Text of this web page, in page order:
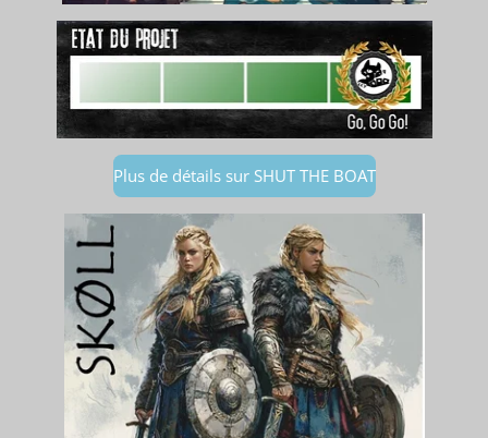
Plus de détails sur SHUT THE BOAT